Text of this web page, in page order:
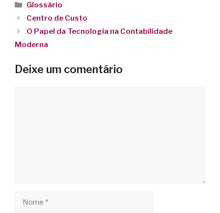
Glossário
Centro de Custo
O Papel da Tecnologia na Contabilidade
Moderna
Deixe um comentário